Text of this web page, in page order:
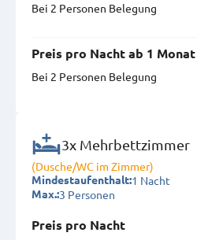
Bei 2 Personen Belegung
Preis pro Nacht ab 1 Monat
Bei 2 Personen Belegung
3x Mehrbettzimmer
(Dusche/WC im Zimmer)
Mindestaufenthalt:1 Nacht
Max.:3 Personen
Preis pro Nacht